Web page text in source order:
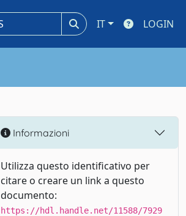
IT LOGIN
Informazioni
Utilizza questo identificativo per
citare o creare un link a questo
documento:
https://hdl.handle.net/11588/7929